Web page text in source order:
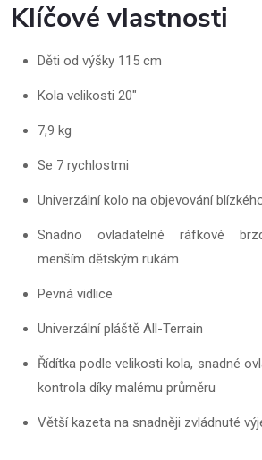
Klíčové vlastnosti
Děti od výšky 115 cm
Kola velikosti 20"
7,9 kg
Se 7 rychlostmi
Univerzální kolo na objevování
Snadno ovladatelné ráfkové
menším dětským rukám
Pevná vidlice
Univerzální pláště All-Terrain
Řídítka podle velikosti kola, snadné
kontrola díky malému průměru
Větší kazeta na snadněji zvládnuté